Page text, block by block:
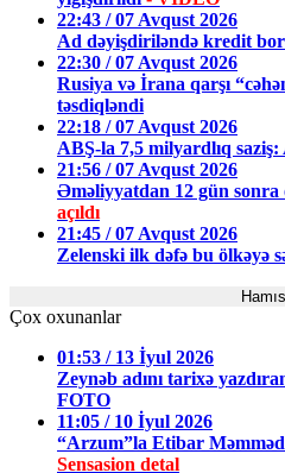
22:43 / 07 Avqust 2026
Ad dəyişdiriləndə kredit
22:30 / 07 Avqust 2026
Rusiya və İrana qarşı
təsdiqləndi
22:18 / 07 Avqust 2026
ABŞ-la 7,5 milyardlıq
21:56 / 07 Avqust 2026
Əməliyyatdan 12 gün sonra
açıldı
21:45 / 07 Avqust 2026
Zelenski ilk dəfə bu ölkəyə
Çox oxunanlar
01:53 / 13 İyul 2026
Zeynəb adını tarixə
FOTO
11:05 / 10 İyul 2026
“Arzum”la Etibar
Sensasion detal